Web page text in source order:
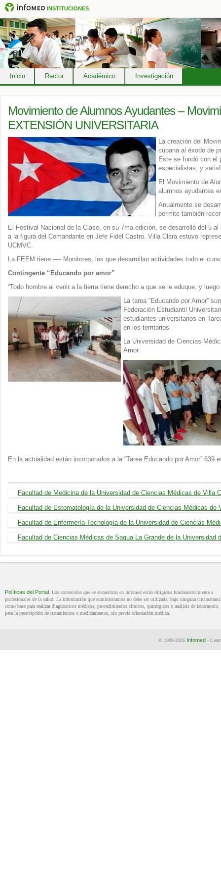
INSTITUCIONES
Inicio Rector Académico Investigación
Movimiento de Alumnos Ayudantes –
EXTENSIÓN UNIVERSITARIA
La creación del
cubana al éxodo de
Este se fundó con el
especialistas, y
El Movimiento de
alumnos ayudantes
Anualmente se
permite también
El Festival Nacional de la Clase, en su 7ma edición, se desarrolló del 5
a la figura del Comandante en Jefe Fidel Castro. Villa Clara estuvo
UCMVC.
La FEEM tiene —- Monitores, los que desarrollan actividades todo el
Contingente “Educando por amor”
“Todo hombre al venir a la tierra tiene derecho a que se le eduque, y
La tarea “Educando por Amor”
Federación Estudiantil
estudiantes universitarios en
en los territorios.
La Universidad de Ciencias
Amor.
En la actualidad están incorporados a la “Tarea Educando por Amor”
Facultad de Medicina de la Universidad de Ciencias Médicas de Villa
Facultad de Estomatología de la Universidad de Ciencias Médicas de
Facultad de Enfermería-Tecnología de la Universidad de Ciencias
Facultad de Ciencias Médicas de Sagua La Grande de la Universidad
Políticas del Portal . Los contenidos que se encuentran en Infomed están dirigidos fundamentalmente a
profesionales de la salud. La información que suministramos no debe ser utilizada, bajo ninguna
como base para realizar diagnósticos médicos, procedimientos clínicos, quirúrgicos o análisis de laboratorio,
para la prescripción de tratamientos o medicamentos, sin previa orientación médica.
© 1999-2026 Infomed -